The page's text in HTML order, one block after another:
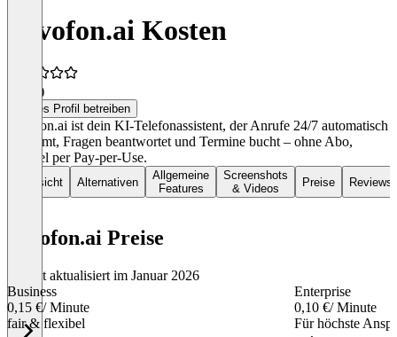
novofon.ai Kosten
(1)
Dieses Profil betreiben
novofon.ai ist dein KI-Telefonassistent, der Anrufe 24/7 automatisch
annimmt, Fragen beantwortet und Termine bucht – ohne Abo,
flexibel per Pay-per-Use.
Übersicht Alternativen
Allgemeine
Features
Screenshots
& Videos
Preise Reviews
novofon.ai Preise
Zuletzt aktualisiert im Januar 2026
Business
0,15 €/ Minute
fair & flexibel
Enterprise
0,10 €/ Minute
Für höchste